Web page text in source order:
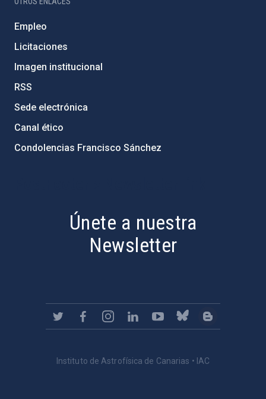
Empleo
Licitaciones
Imagen institucional
RSS
Sede electrónica
Canal ético
Condolencias Francisco Sánchez
Únete a nuestra
Newsletter
Instituto de Astrofísica de Canarias • IAC